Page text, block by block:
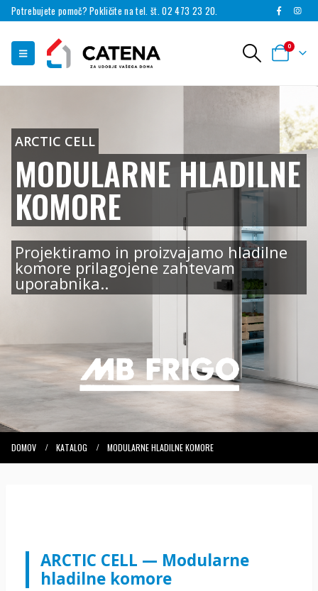
Potrebujete pomoč? Pokličite na tel. št. 02 473 23 20.
0
ARCTIC CELL
MODULARNE HLADILNE
KOMORE
Projektiramo in proizvajamo hladilne
komore prilagojene zahtevam
uporabnika..
DOMOV KATALOG MODULARNE HLADILNE KOMORE
ARCTIC CELL — Modularne
hladilne komore